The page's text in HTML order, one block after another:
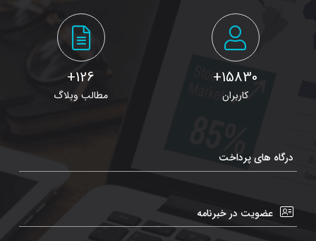
15830+
کاربران
126+
مطالب وبلاگ
درگاه های پرداخت
عضویت در خبرنامه